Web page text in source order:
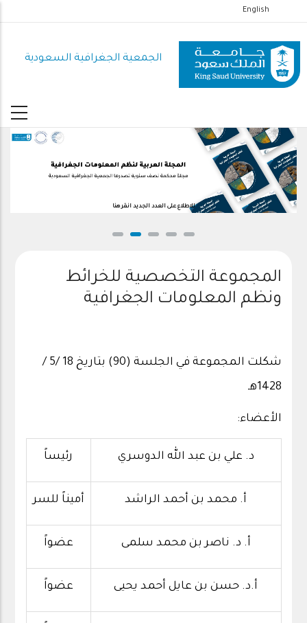
إلى
المحتوى
الرئيسي
English
الجمعية الجغرافية السعودية
للاطلاع على العدد الجديد انقر هنا
المجموعة التخصصية للخرائط
ونظم المعلومات الجغرافية
شكلت المجموعة في الجلسة (90) بتاريخ 18 /5 /
1428هـ
الأعضاء:
د. علي بن عبد الله الدوسري رئيساً
أ. محمد بن أحمد الراشد أميناً للسر
أ. د. ناصر بن محمد سلمى عضواً
أ.د. حسن بن عايل أحمد يحيى عضواً